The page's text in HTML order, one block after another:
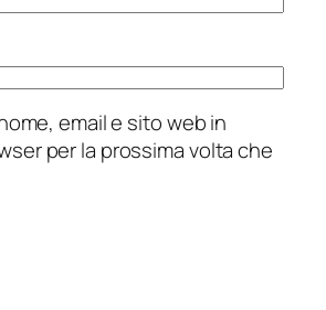
email e sito web in
per la prossima volta che